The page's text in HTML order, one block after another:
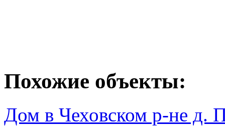
Похожие объекты:
Дом в Чеховском р-не д.